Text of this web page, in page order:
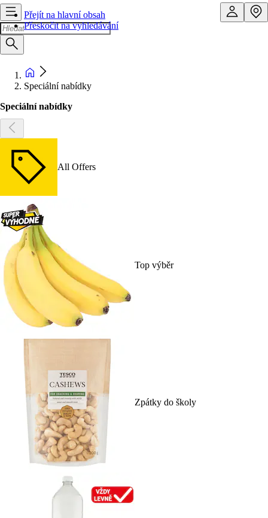
Přejít na hlavní obsah
Přeskočit na vyhledávání
Speciální nabídky
Speciální nabídky
All Offers
Top výběr
Zpátky do školy